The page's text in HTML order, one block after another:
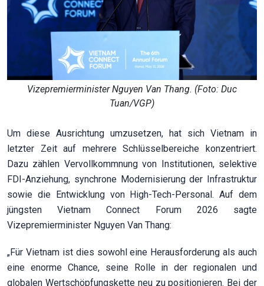
Vizepremierminister Nguyen Van Thang. (Foto: Duc
Tuan/VGP)
Um diese Ausrichtung umzusetzen, hat sich Vietnam in
letzter Zeit auf mehrere Schlüsselbereiche konzentriert.
Dazu zählen Vervollkommnung von Institutionen, selektive
FDI-Anziehung, synchrone Modernisierung der Infrastruktur
sowie die Entwicklung von High-Tech-Personal. Auf dem
jüngsten Vietnam Connect Forum 2026 sagte
Vizepremierminister Nguyen Van Thang:
„Für Vietnam ist dies sowohl eine Herausforderung als auch
eine enorme Chance, seine Rolle in der regionalen und
globalen Wertschöpfungskette neu zu positionieren. Bei der